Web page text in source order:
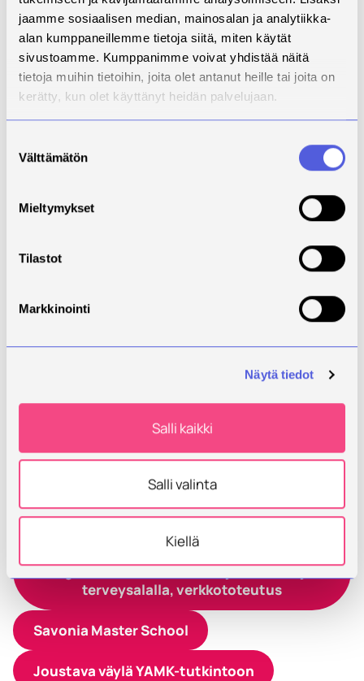
jaamme sosiaalisen median, mainosalan ja analytiikka-
alan kumppaneillemme tietoja siitä, miten käytät
sivustoamme. Kumppanimme voivat yhdistää näitä
tietoja muihin tietoihin, joita olet antanut heille tai joita on
kerätty, kun olet käyttänyt heidän palvelujaan.
valinta
Välttämätön
Mieltymykset
Tilastot
Markkinointi
Näytä tiedot
Salli kaikki
Salli valinta
Kiellä
Johanna opiskelee sosiaali- ja terveysalan
digitalisaation asiantuntijaksi (YAMK).
Joskus paras tapa opiskella on antaa asioiden
hautua mielessä ja palata niiden pariin
Kiinnostuitko YAMK-
opinnoista?
Tutustu Savonia Master Schoolin maisteritasoisiin
YAMK-koulutuksiin ja polkuopintoihin.
Sosiaali- ja terveyala (YAMK),
digitalisaation asiantuntija sosiaali- ja
terveysalalla, verkkototeutus
Savonia Master School
Joustava väylä YAMK-tutkintoon